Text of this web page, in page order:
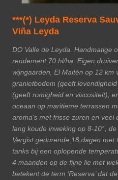
***(*) Leyda Reserva
Viña Leyda
DO Valle de Leyda. Handmatige
rendement 70 hl/ha. Eigen
wijngaarden, El Maitén op 12 km
granietbodem (geeft
(geeft romigheid en viscositeit),
oceaan op maritieme terrassen
aroma’s met frisse zuren en
lang koude inweking op 8-10°,
Vergist gedurende 18 dagen
tanks bij een oplopende
4 maanden op de fijne lie met
betekent de term ‘Reserva’ dat